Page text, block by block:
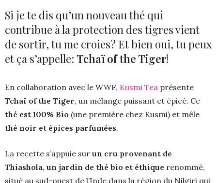
Si je te dis qu’un nouveau thé qui
contribue à la protection des tigres vient
de sortir, tu me croies? Et bien oui, tu peux
et ça s’appelle: Tchaï of the Tiger!
En collaboration avec le WWF, Kusmi Tea présente
Tchaï of the Tiger, un mélange puissant et épicé. Ce
thé est 100% Bio (une première chez Kusmi) et mêle
thé noir et épices parfumées.
La recette s’appuie sur un cru provenant de
Thiashola, un jardin de thé bio et éthique renommé,
situé au sud-ouest de l’Inde dans la région du Nilgiri qui